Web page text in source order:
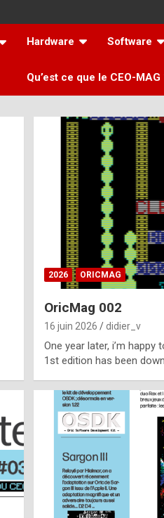
Hardware Software
Qu’est ce que le CEO-MAG
2026 ORICMAG
OricMag 002
16 juin 2026 didier_v
One year later, i’m
1st edition has been